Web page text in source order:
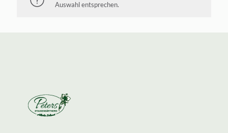
Auswahl entsprechen.